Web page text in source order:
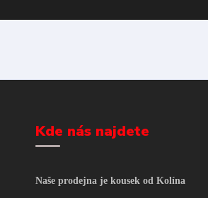
Kde nás najdete
Naše prodejna je kousek od Kolína